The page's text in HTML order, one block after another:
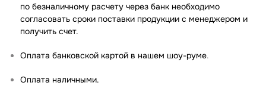
по безналичному расчету через банк необходимо
согласовать сроки поставки продукции с менеджером и
получить счет.
Оплата банковской картой в нашем шоу-руме.
Оплата наличными.